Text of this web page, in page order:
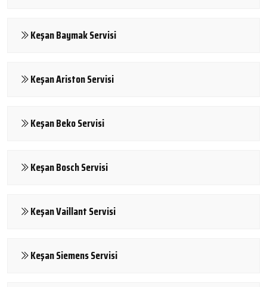
Keşan Baymak Servisi
Keşan Ariston Servisi
Keşan Beko Servisi
Keşan Bosch Servisi
Keşan Vaillant Servisi
Keşan Siemens Servisi